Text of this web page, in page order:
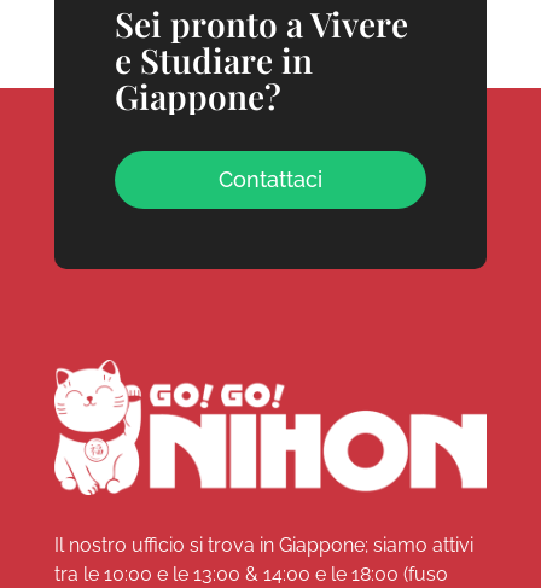
Sei pronto a Vivere
e Studiare in
Giappone?
Contattaci
Il nostro ufficio si trova in Giappone; siamo attivi
tra le 10:00 e le 13:00 & 14:00 e le 18:00 (fuso